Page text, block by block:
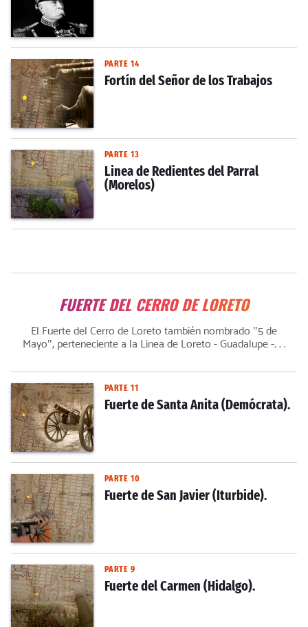
PARTE 14
Fortín del Señor de los Trabajos
PARTE 13
Linea de Redientes del Parral
(Morelos)
FUERTE DEL CERRO DE LORETO
El Fuerte del Cerro de Loreto también nombrado "5 de
Mayo", perteneciente a la Linea de Loreto - Guadalupe -. . .
PARTE 11
Fuerte de Santa Anita (Demócrata).
PARTE 10
Fuerte de San Javier (Iturbide).
PARTE 9
Fuerte del Carmen (Hidalgo).